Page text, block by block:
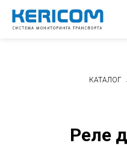
КАТАЛОГ
Реле